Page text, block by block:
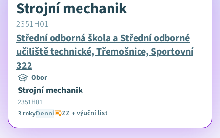
Strojní mechanik
2351H01
Střední odborná škola a Střední odborné
učiliště technické, Třemošnice, Sportovní
322
Obor
Strojní mechanik
2351H01
3 rokyDenní ZZ + výuční list